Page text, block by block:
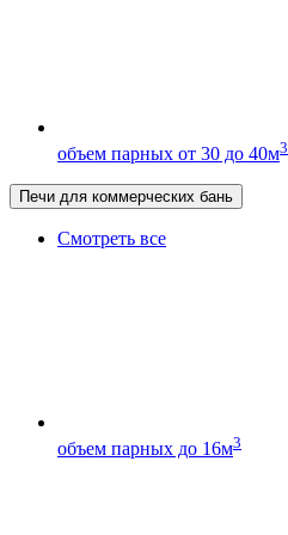
объем парных от 30 до 40м3
Печи для коммерческих бань
Смотреть все
объем парных до 16м3